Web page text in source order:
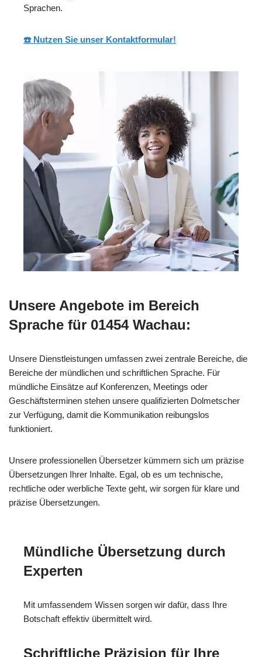
Sprachen.
☎️ Nutzen Sie unser Kontaktformular!
Unsere Angebote im Bereich
Sprache für 01454 Wachau:
Unsere Dienstleistungen umfassen zwei zentrale Bereiche, die
Bereiche der mündlichen und schriftlichen Sprache. Für
mündliche Einsätze auf Konferenzen, Meetings oder
Geschäftsterminen stehen unsere qualifizierten Dolmetscher
zur Verfügung, damit die Kommunikation reibungslos
funktioniert.
Unsere professionellen Übersetzer kümmern sich um präzise
Übersetzungen Ihrer Inhalte. Egal, ob es um technische,
rechtliche oder werbliche Texte geht, wir sorgen für klare und
präzise Übersetzungen.
Mündliche Übersetzung durch
Experten
Mit umfassendem Wissen sorgen wir dafür, dass Ihre
Botschaft effektiv übermittelt wird.
Schriftliche Präzision für Ihre